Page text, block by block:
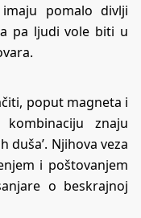
pomalo divlji
pa ljudi vole biti u
poput magneta i
znaju
duša’. Njihova veza
i poštovanjem
o beskrajnoj